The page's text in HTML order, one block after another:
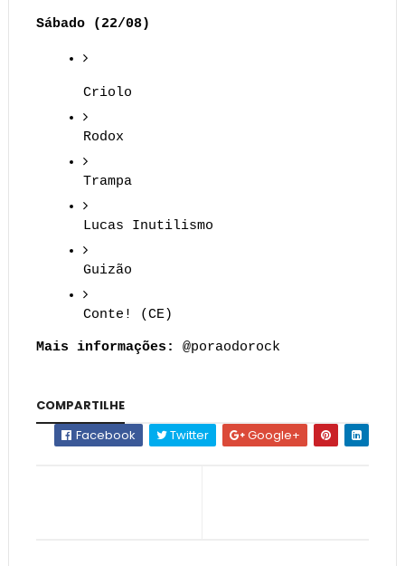
Sábado (22/08)
Criolo
Rodox
Trampa
Lucas Inutilismo
Guizão
Conte! (CE)
Mais informações: @poraodorock
COMPARTILHE
Facebook
Twitter Google+